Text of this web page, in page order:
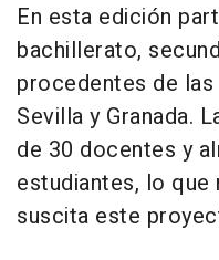
En esta edición
bachillerato,
procedentes de
Sevilla y Granada.
de 30 docentes y
estudiantes, lo
suscita este